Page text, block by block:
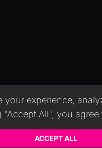
your experience,
All", you
ACCEPT ALL